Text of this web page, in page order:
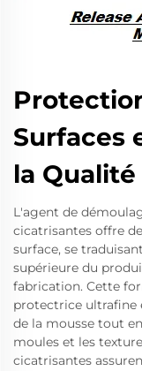
Surfaces
la
L'agent de
cicatrisantes offre
surface, se
supérieure du
fabrication. Cette
protectrice ultrafine
de la mousse tout
moules et les
cicatrisantes